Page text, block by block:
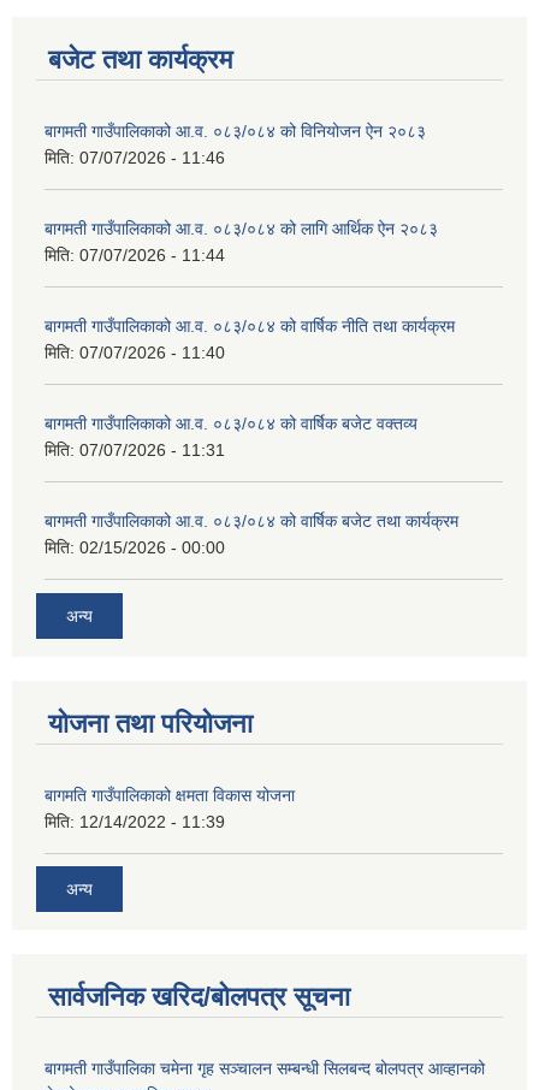
बजेट तथा कार्यक्रम
बागमती गाउँपालिकाको आ.व. ०८३/०८४ को विनियोजन ऐन २०८३
मिति: 07/07/2026 - 11:46
बागमती गाउँपालिकाको आ.व. ०८३/०८४ को लागि आर्थिक ऐन २०८३
मिति: 07/07/2026 - 11:44
बागमती गाउँपालिकाको आ.व. ०८३/०८४ को वार्षिक नीति तथा कार्यक्रम
मिति: 07/07/2026 - 11:40
बागमती गाउँपालिकाको आ.व. ०८३/०८४ को वार्षिक बजेट वक्तव्य
मिति: 07/07/2026 - 11:31
बागमती गाउँपालिकाको आ.व. ०८३/०८४ को वार्षिक बजेट तथा कार्यक्रम
मिति: 02/15/2026 - 00:00
अन्य
योजना तथा परियोजना
बागमति गाउँपालिकाको क्षमता विकास योजना
मिति: 12/14/2022 - 11:39
अन्य
सार्वजनिक खरिद/बोलपत्र सूचना
बागमती गाउँपालिका चमेना गृह सञ्चालन सम्बन्धी सिलबन्द बोलपत्र आव्हानको